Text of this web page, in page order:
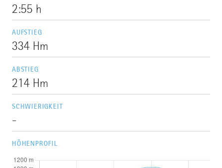
2:55 h
AUFSTIEG
334 Hm
ABSTIEG
214 Hm
SCHWIERIGKEIT
-
HÖHENPROFIL